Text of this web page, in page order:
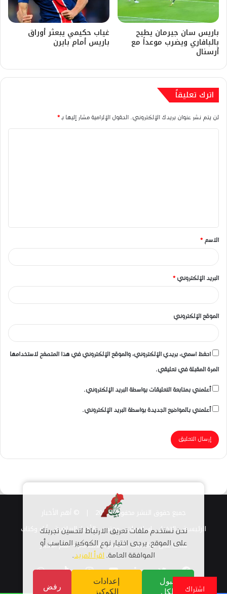
باريس سان جيرمان يطيح
بالبافاري ويضرب موعداً مع
أرسنال
غياب حكيمي يبعثر أوراق
باريس أمام بايرن
اترك تعليقاً
لن يتم نشر عنوان بريدك الإلكتروني. الحقول الإلزامية مشار إليها بـ*
ق
*
الاسم *
البريد الإلكتروني *
الموقع الإلكتروني
احفظ اسمي، بريدي الإلكتروني، والموقع الإلكتروني في هذا المتصفح لاستخدامها
المرة المقبلة في تعليقي.
أعلمني بمتابعة التعليقات بواسطة البريد الإلكتروني.
أعلمني بالمواضيع الجديدة بواسطة البريد الإلكتروني.
جميع حقوق النشر محفوظة 2026 |
الرئيسية
الاخبار اسلاميات مجتمع الأخبار الرياضية أراء وكتاب
قناتنا على الواتساب استمارة الانضمام – أهم الأخبار
فيسبوكتويتر لينكدإنيوتيوبانستقرامTikTokواتساب
نحن نستخدم ملفات تعريف الارتباط لتحسين تجربتك
على الموقع. يرجى اختيار نوع الكوكيز المناسب أو
الموافقة العامة.اقرأ المزيد.
قبول
الكل
إعدادات
الكوكيز
رفض اشتراك